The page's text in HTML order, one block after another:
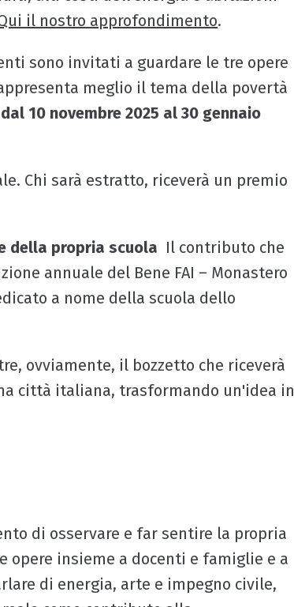
il nostro approfondimento.
sono invitati a guardare le tre opere
meglio il tema della povertà
10 novembre 2025 al 30 gennaio
Chi sarà estratto, riceverà un premio
della propria scuola Il contributo che
annuale del Bene FAI – Monastero
a nome della scuola dello
ovviamente, il bozzetto che riceverà
città italiana, trasformando un'idea in
di osservare e far sentire la propria
opere insieme a docenti e famiglie e a
di energia, arte e impegno civile,